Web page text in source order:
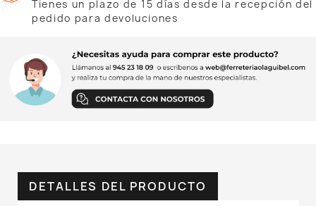
Tienes un plazo de 15 días desde la recepción del
pedido para devoluciones
DETALLES DEL PRODUCTO